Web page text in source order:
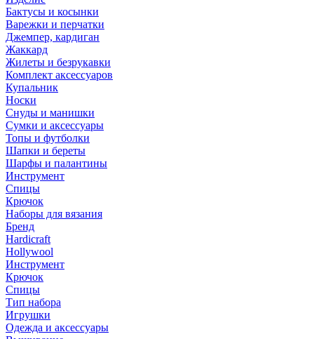
Бактусы и косынки
Варежки и перчатки
Джемпер, кардиган
Жаккард
Жилеты и безрукавки
Комплект аксессуаров
Купальник
Носки
Снуды и манишки
Сумки и аксессуары
Топы и футболки
Шапки и береты
Шарфы и палантины
Инструмент
Спицы
Крючок
Наборы для вязания
Бренд
Hardicraft
Hollywool
Инструмент
Крючок
Спицы
Тип набора
Игрушки
Одежда и аксессуары